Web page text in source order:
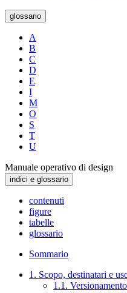
glossario
A
B
C
D
E
I
M
O
S
T
U
Manuale operativo di design
indici e glossario
contenuti
figure
tabelle
glossario
Sommario
1. Scopo, destinatari e
1.1.